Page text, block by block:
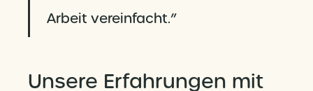
Arbeit vereinfacht.”
Unsere Erfahrungen mit